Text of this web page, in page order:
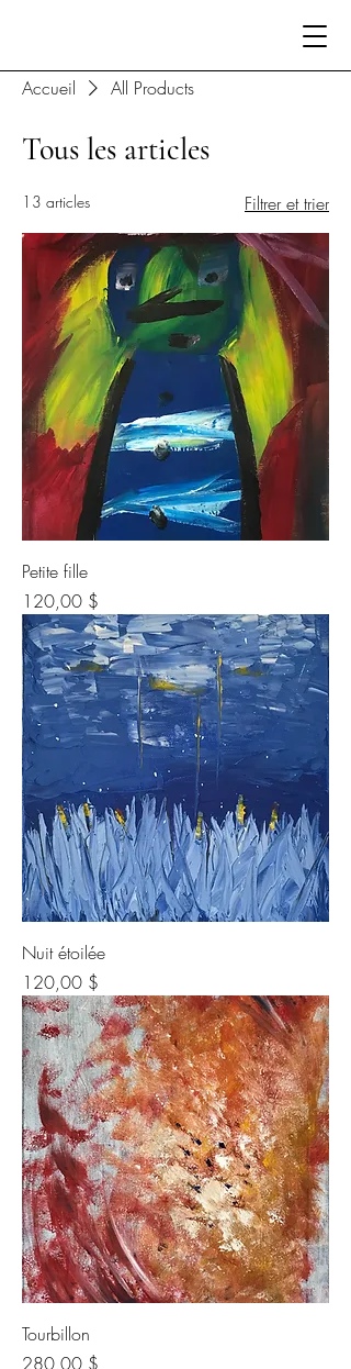
Accueil All Products
Tous les articles
13 articles Filtrer et trier
Petite fille
Prix
120,00 $
Nuit étoilée
Prix
120,00 $
Tourbillon
Prix
280,00 $